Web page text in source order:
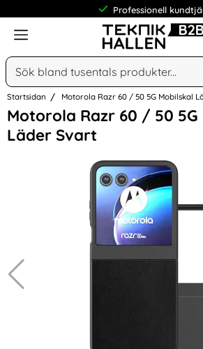
Professionell
Meny
Sök
Sök på
Startsidan Motorola Razr 60 / 50 5G Mobilskal
Motorola Razr 60 / 50 5G
Läder Svart
Hoppa
över
Bilder